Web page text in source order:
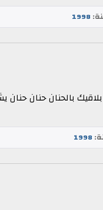
1998
بالحنان حنان حنان
1998